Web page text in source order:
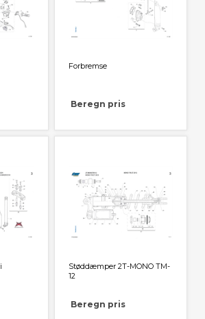
Forbremse
Beregn pris
Støddæmper 2T-MONO TM-
12
Beregn pris